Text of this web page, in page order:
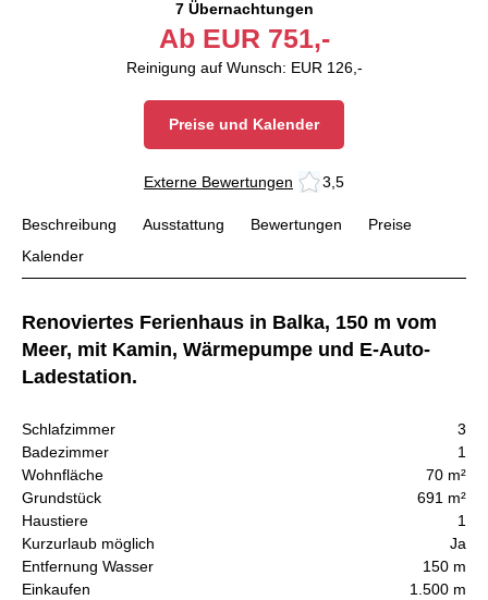
7 Übernachtungen
Ab EUR 751,-
Reinigung auf Wunsch: EUR 126,-
Preise und Kalender
Externe Bewertungen 3,5
Beschreibung Ausstattung Bewertungen
Preise
Kalender
Renoviertes Ferienhaus in Balka, 150 m vom
Meer, mit Kamin, Wärmepumpe und E-Auto-
Ladestation.
Schlafzimmer
3
Badezimmer
1
Wohnfläche
70 m²
Grundstück
691 m²
Haustiere
1
Kurzurlaub möglich
Ja
Entfernung Wasser
150 m
Einkaufen
1.500 m